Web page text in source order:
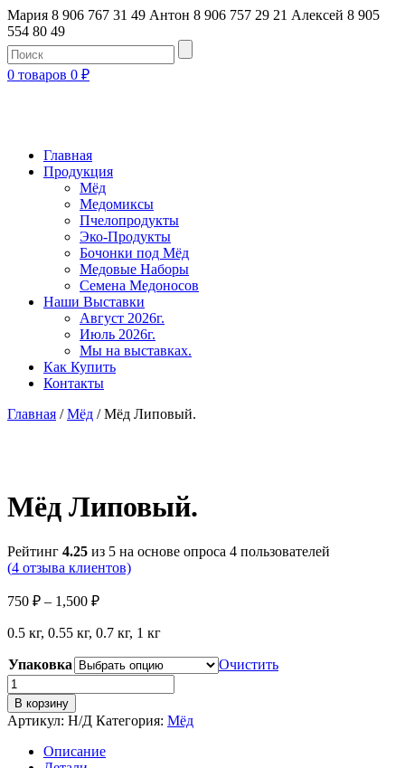
Мария 8 906 767 31 49 Антон 8 906 757 29 21 Алексей 8 905
554 80 49
0 товаров 0 ₽
Главная
Продукция
Мёд
Медомиксы
Пчелопродукты
Эко-Продукты
Бочонки под Мёд
Медовые Наборы
Семена Медоносов
Наши Выставки
Август 2026г.
Июль 2026г.
Мы на выставках.
Как Купить
Контакты
Главная /Мёд / Мёд Липовый.
Мёд Липовый.
Рейтинг 4.25 из 5 на основе опроса 4 пользователей
(4 отзыва клиентов)
750 ₽ – 1,500 ₽Диапазон
750 ₽
1,500 ₽
0.5 кг, 0.55 кг, 0.7 кг, 1 кг
Упаковка
Очистить
Количество
товара
Мёд
Липовый.
В корзину
Артикул: Н/Д Категория: Мёд
Описание